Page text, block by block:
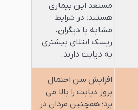
مستعد این بیماری
هستند؛ در شرایط
مشابه با دیگران،
ریسک ابتلای بیشتری
به دیابت دارند.
افزایش سن احتمال
بروز دیابت را بالا می
برد؛ همچنین مردان در